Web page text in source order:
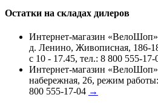
Остатки на складах дилеров
Интернет-магазин
д. Ленино, Живописная,
с 10 - 17.45, тел.: 8 800 555-
Интернет-магазин
набережная, 26, режим
800 555-17-04 →